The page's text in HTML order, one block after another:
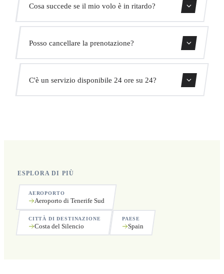
prezzo fisso immediato. Senza costi nascosti.
Cosa succede se il mio volo è in ritardo?
adatterà automaticamente l'orario di ritiro senza costi
aggiuntivi.
Posso cancellare la prenotazione?
Sì, puoi cancellare gratuitamente fino a 24 ore prima del
ritiro.
C'è un servizio disponibile 24 ore su 24?
ESPLORA DI PIÙ
AEROPORTO
Aeroporto di Tenerife Sud
CITTÀ DI DESTINAZIONE
Costa del Silencio
PAESE
Spain